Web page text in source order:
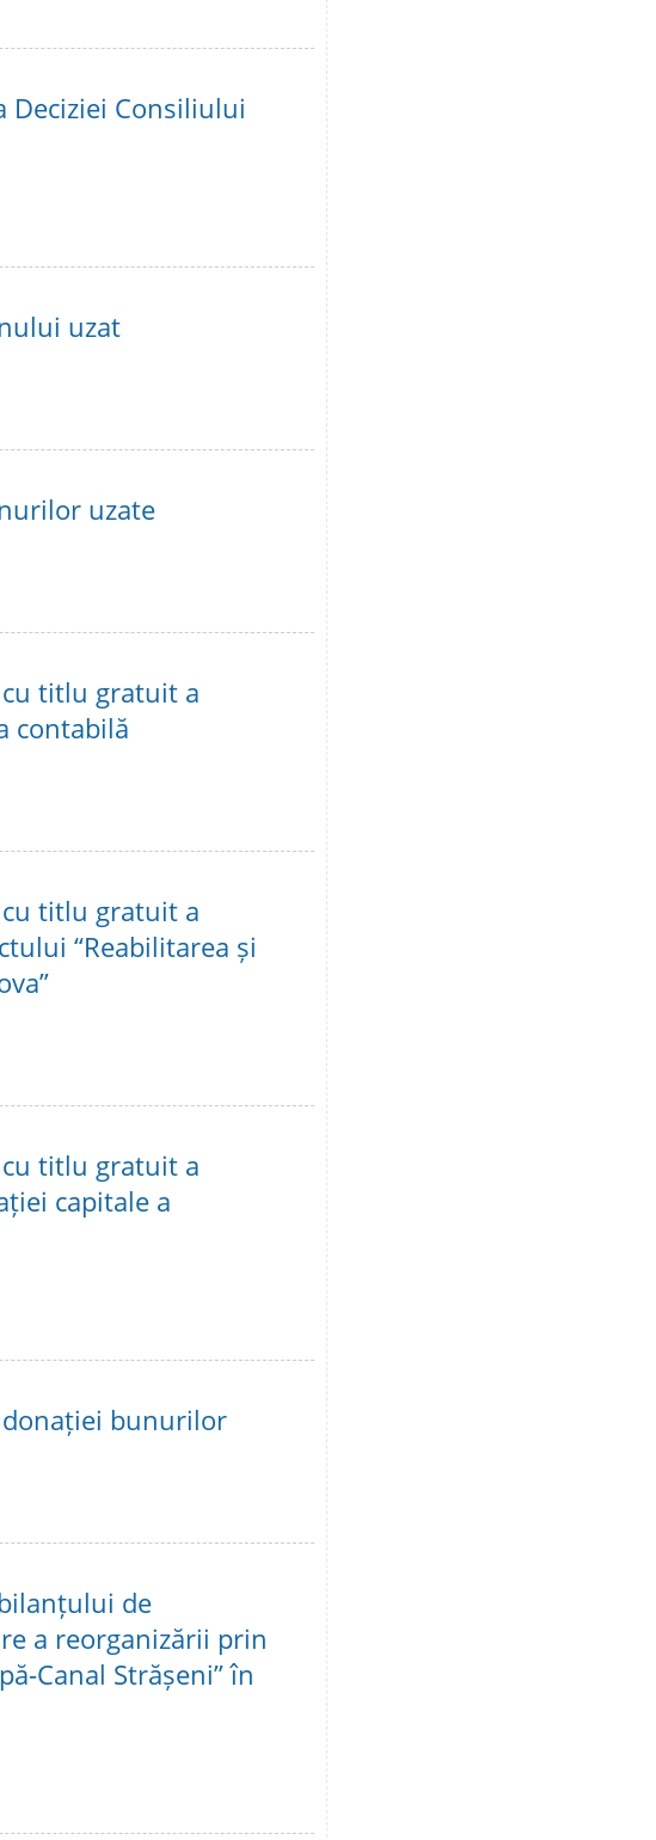
Deciziei Consiliului
uzat
uzate
cu titlu gratuit a
contabilă
cu titlu gratuit a
“Reabilitarea și
cu titlu gratuit a
capitale a
donației bunurilor
de
a reorganizării prin
Canal Strășeni” în